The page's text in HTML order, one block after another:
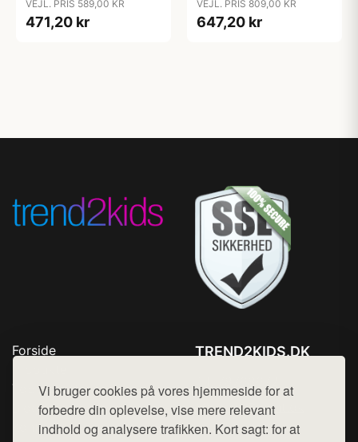
Vi bruger cookies på vores hjemmeside for at
forbedre din oplevelse, vise mere relevant
indhold og analysere trafikken. Kort sagt: for at
VEJL. PRIS 589,00 KR
471,20 kr
VEJL. PRIS 809,00 KR
647,20 kr
Forside
Top Rabatter
Blog
Kontakt
TREND2KIDS.DK
Mail: hej@want.dk